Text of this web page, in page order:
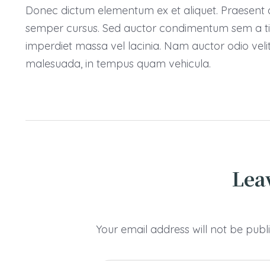
Donec dictum elementum ex et aliquet.
semper cursus. Sed auctor condimentum sem a
imperdiet massa vel lacinia. Nam auctor odio
malesuada, in tempus quam vehicula.
Your email address will not be